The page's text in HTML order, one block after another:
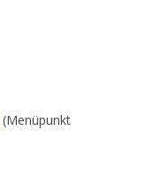
(Menüpunkt